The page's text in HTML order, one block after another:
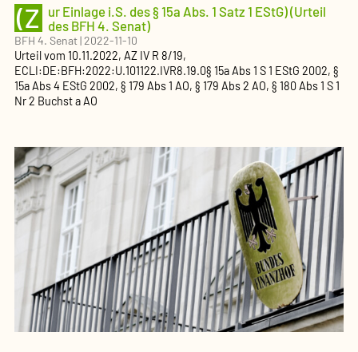
(Z
ur Einlage i.S. des § 15a Abs. 1 Satz 1 EStG) (Urteil
des BFH 4. Senat)
BFH 4. Senat|2022-11-10
Urteilvom 10.11.2022, AZ IV R 8/19,
ECLI:DE:BFH:2022:U.101122.IVR8.19.0§ 15a Abs 1 S 1 EStG 2002, §
15a Abs 4 EStG 2002, § 179 Abs 1 AO, § 179 Abs 2 AO, § 180 Abs 1 S 1
Nr 2 Buchst a AO